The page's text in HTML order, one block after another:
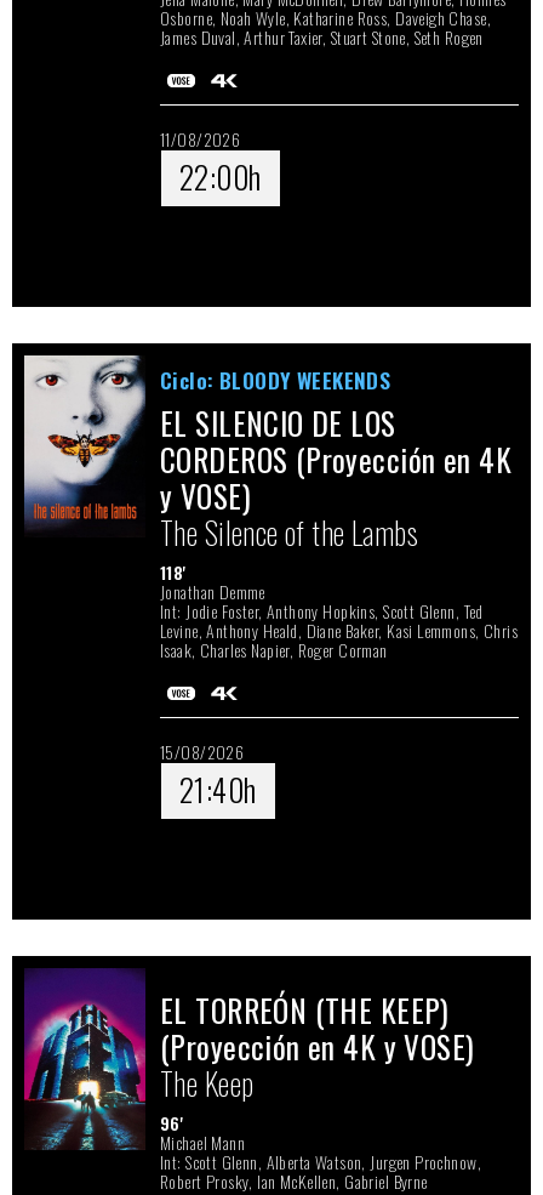
Osborne, Noah Wyle, Katharine Ross, Daveigh Chase,
James Duval, Arthur Taxier, Stuart Stone, Seth Rogen
11/08/2026
22:00h
Ciclo: BLOODY WEEKENDS
EL SILENCIO DE LOS
CORDEROS (Proyección en 4K
y VOSE)
The Silence of the Lambs
118'
Jonathan Demme
Int: Jodie Foster, Anthony Hopkins, Scott Glenn, Ted
Levine, Anthony Heald, Diane Baker, Kasi Lemmons, Chris
Isaak, Charles Napier, Roger Corman
15/08/2026
21:40h
EL TORREÓN (THE KEEP)
(Proyección en 4K y VOSE)
The Keep
96'
Michael Mann
Int: Scott Glenn, Alberta Watson, Jurgen Prochnow,
Robert Prosky, Ian McKellen, Gabriel Byrne